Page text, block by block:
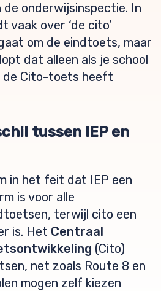
onderwijsinspectie. In
vaak over ‘de cito’
om de eindtoets, maar
dat alleen als je school
de Cito-toets heeft
tussen IEP en
in het feit dat IEP een
is voor alle
terwijl cito een
is. Het Centraal
(Cito)
net zoals Route 8 en
mogen zelf kiezen